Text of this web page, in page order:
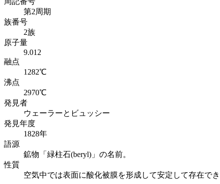
第2周期
族番号
2族
原子量
9.012
融点
1282℃
沸点
2970℃
発見者
ウェーラーとビュッシー
発見年度
1828年
語源
鉱物「緑柱石(beryl)」の名前。
性質
空気中では表面に酸化被膜を形成して安定して存在で